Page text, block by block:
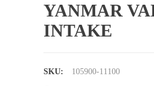
YANMAR
INTAKE
SKU: 105900-11100